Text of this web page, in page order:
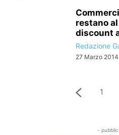
restano
discount
Redazione
27 Marzo 2014
1
-